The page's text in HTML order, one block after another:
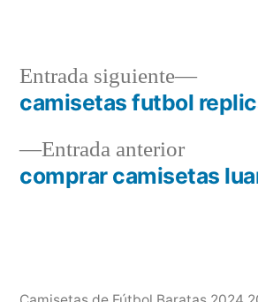
Navegación
de
entradas
Entrada anteriorEntrada
anterior:
comprar camisetas
Entrada siguiente
Entrada
camisetas futbol